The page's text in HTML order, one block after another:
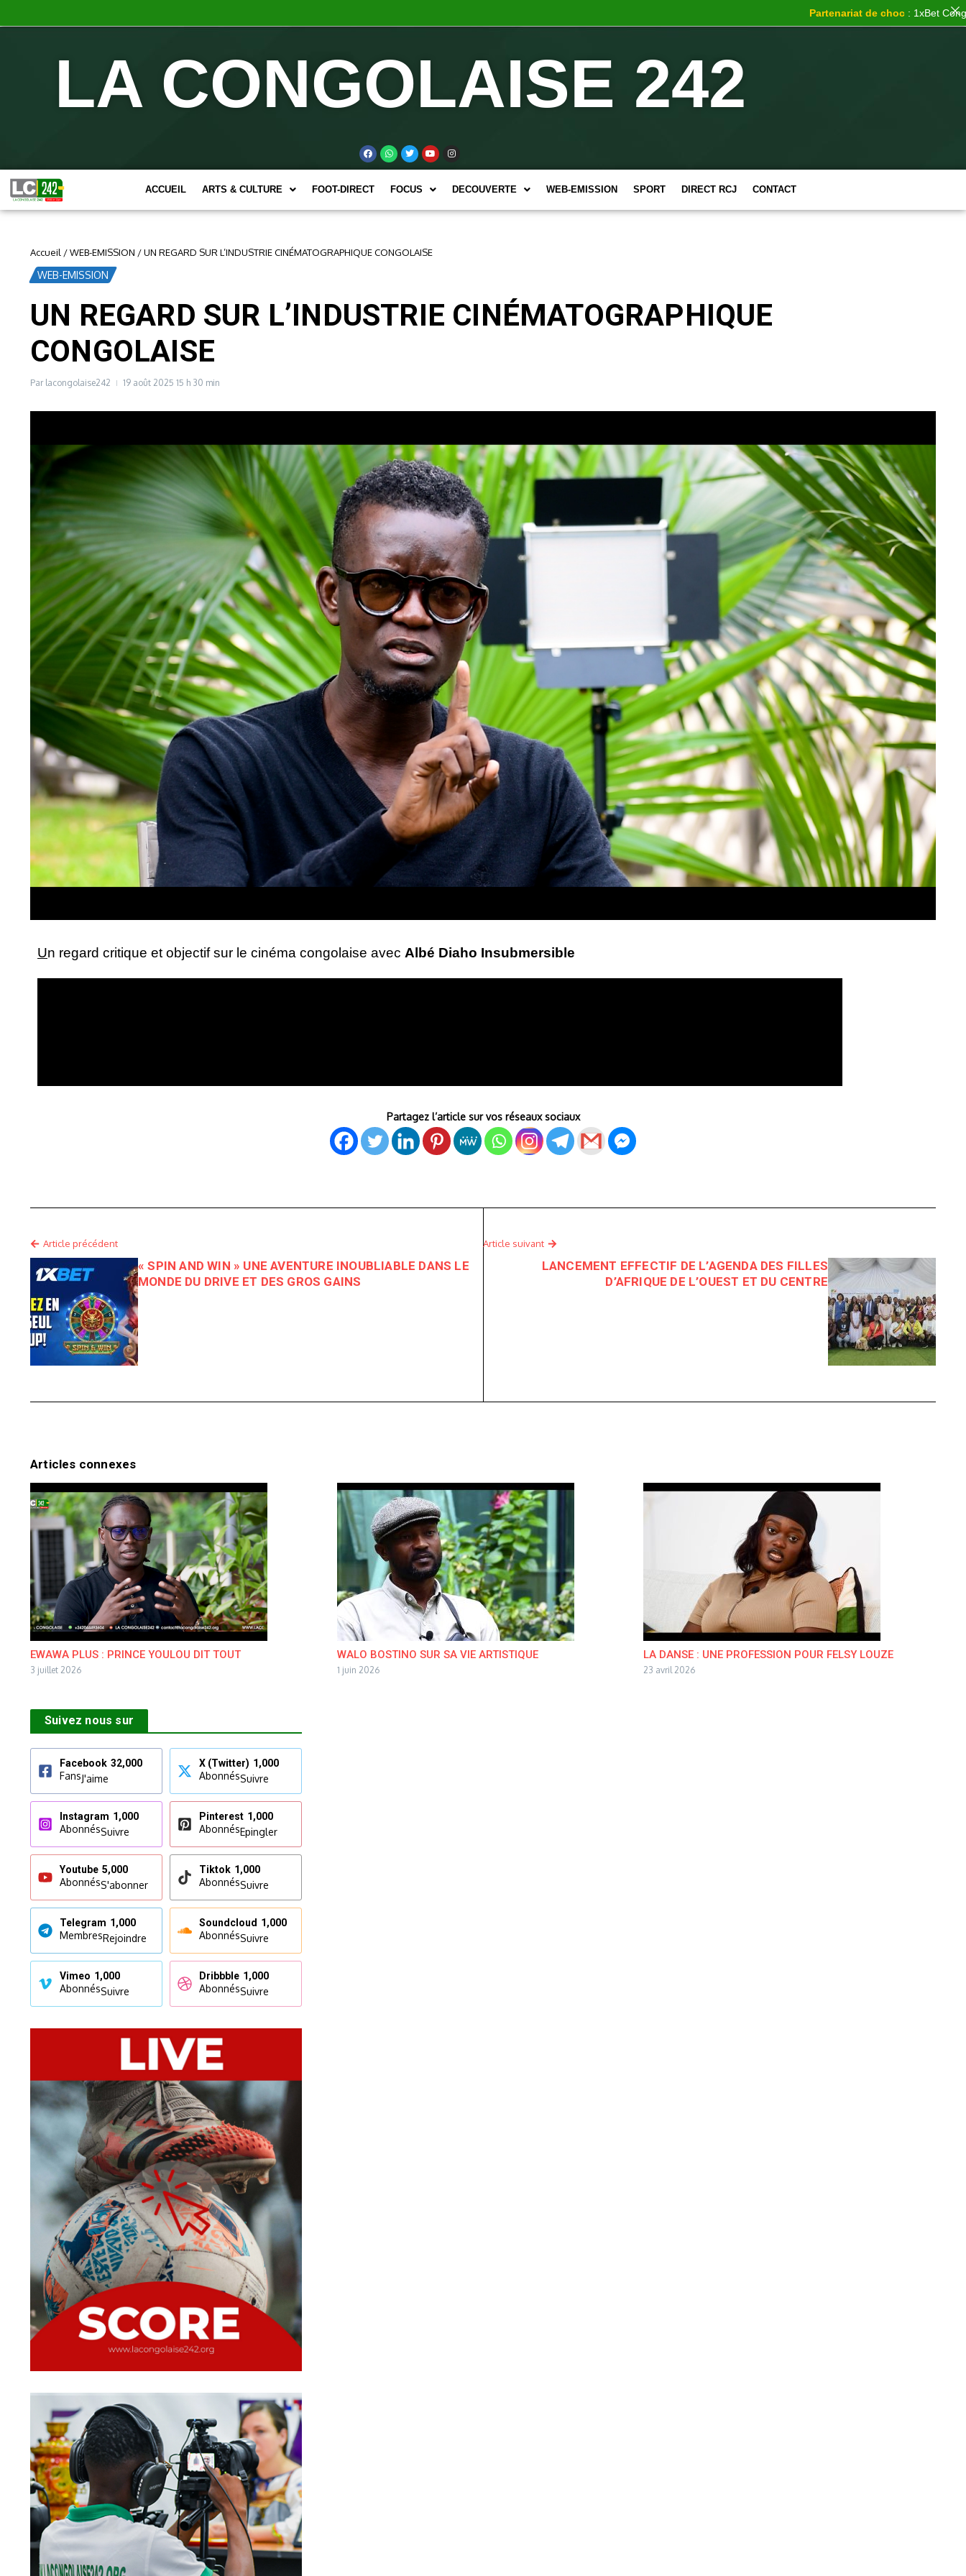
LA CONGOLAISE 242
ACCUEIL ARTS & CULTURE FOOT-DIRECT FOCUS DECOUVERTE WEB-EMISSION SPORT DIRECT RCJ CONTACT
Accueil /WEB-EMISSION /UN REGARD SUR L’INDUSTRIE CINÉMATOGRAPHIQUE CONGOLAISE
WEB-EMISSION
UN REGARD SUR L’INDUSTRIE CINÉMATOGRAPHIQUE
CONGOLAISE
Par lacongolaise242 19 août 2025 15 h 30 min
Un regard critique et objectif sur le cinéma congolaise avec Albé Diaho Insubmersibl e
Partagez l’article sur vos réseaux sociaux
Article précédent
« SPIN AND WIN » UNE AVENTURE INOUBLIABLE DANS LE
MONDE DU DRIVE ET DES GROS GAINS
Article suivant
LANCEMENT EFFECTIF DE L’AGENDA DES FILLES
D’AFRIQUE DE L’OUEST ET DU CENTRE
Articles connexes
EWAWA PLUS : PRINCE YOULOU DIT TOUT
3 juillet 2026
WALO BOSTINO SUR SA VIE ARTISTIQUE
1 juin 2026
LA DANSE : UNE PROFESSION POUR FELSY LOUZE
23 avril 2026
Suivez nous sur
Facebook 32,000
FansJ'aime
X (Twitter) 1,000
AbonnésSuivre
Instagram 1,000
AbonnésSuivre
Pinterest 1,000
AbonnésEpingler
Youtube 5,000
AbonnésS'abonner
Tiktok 1,000
AbonnésSuivre
Telegram 1,000
MembresRejoindre
Soundcloud 1,000
AbonnésSuivre
Vimeo 1,000
AbonnésSuivre
Dribbble 1,000
AbonnésSuivre
Partenariat de choc : 1xBet Congo